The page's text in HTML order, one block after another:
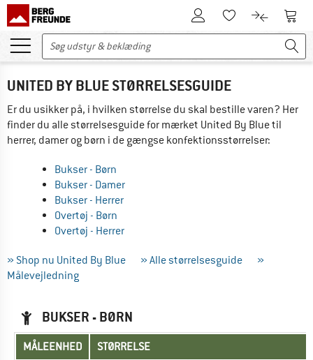
Til kundekontoenTil huskesedlen.
Til Til
UNITED BY BLUE STØRRELSESGUIDE
Er du usikker på, i hvilken størrelse du skal bestille varen? Her
finder du alle størrelsesguide for mærket United By Blue til
herrer, damer og børn i de gængse konfektionsstørrelser:
Bukser - Børn
Bukser - Damer
Bukser - Herrer
Overtøj - Børn
Overtøj - Herrer
» Shop nu United By Blue » Alle størrelsesguide
»
Målevejledning
BUKSER - BØRN
MÅLEENHED STØRRELSE